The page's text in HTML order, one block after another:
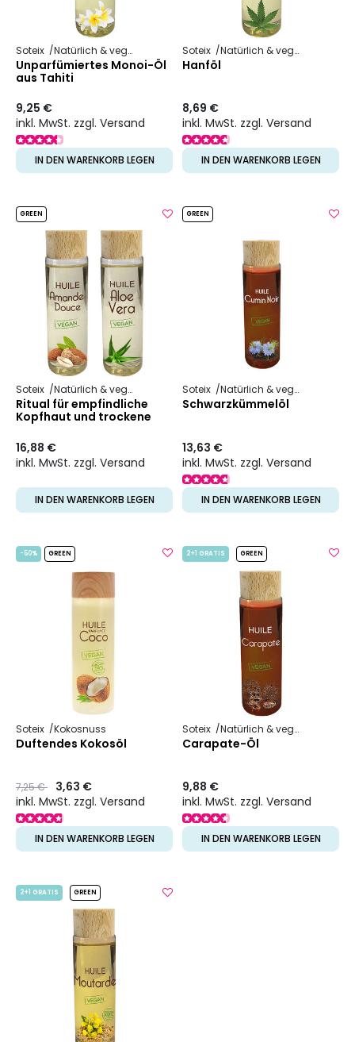
Soteix Natürlich & vegan Pflanzliches Öl
Unparfümiertes Monoi-Öl
aus Tahiti
9,25 €
inkl. MwSt. zzgl. Versand
IN DEN WARENKORB LEGEN
Soteix Natürlich & vegan
Hanföl
8,69 €
inkl. MwSt. zzgl. Versand
IN DEN WARENKORB LEGEN
GREEN
Soteix Natürlich & vegan Pflanzliches Öl
Ritual für empfindliche
Kopfhaut und trockene
16,88 €
inkl. MwSt. zzgl. Versand
IN DEN WARENKORB LEGEN
GREEN
Soteix Natürlich & vegan
Schwarzkümmelöl
13,63 €
inkl. MwSt. zzgl. Versand
IN DEN WARENKORB LEGEN
-50% GREEN
Soteix Kokosnuss
Duftendes Kokosöl
Preis
7,25 €to 3,63 €
inkl. MwSt. zzgl. Versand
IN DEN WARENKORB LEGEN
2+1 GRATIS GREEN
Soteix Natürlich & vegan
Carapate-Öl
9,88 €
inkl. MwSt. zzgl. Versand
IN DEN WARENKORB LEGEN
2+1 GRATIS GREEN